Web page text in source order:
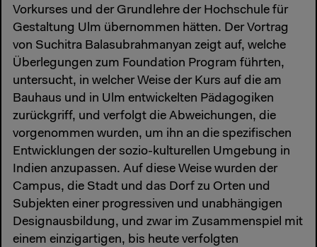
Vorkurses und der Grundlehre der Hochschule für
Gestaltung Ulm übernommen hätten. Der Vortrag
von Suchitra Balasubrahmanyan zeigt auf, welche
Überlegungen zum Foundation Program führten,
untersucht, in welcher Weise der Kurs auf die am
Bauhaus und in Ulm entwickelten Pädagogiken
zurückgriff, und verfolgt die Abweichungen, die
vorgenommen wurden, um ihn an die spezifischen
Entwicklungen der sozio-kulturellen Umgebung in
Indien anzupassen. Auf diese Weise wurden der
Campus, die Stadt und das Dorf zu Orten und
Subjekten einer progressiven und unabhängigen
Designausbildung, und zwar im Zusammenspiel mit
einem einzigartigen, bis heute verfolgten